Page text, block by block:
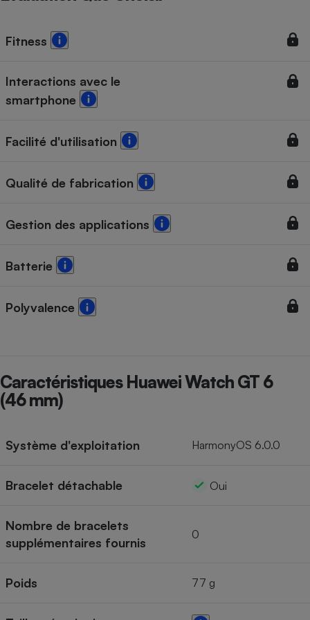
Fitness
Interactions avec le
smartphone
Facilité d'utilisation
Qualité de fabrication
Gestion des applications
Batterie
Polyvalence
Caractéristiques Huawei Watch GT 6
(46 mm)
Système d'exploitation HarmonyOS 6.0.0
Bracelet détachable Oui
Nombre de bracelets
supplémentaires fournis
0
Poids 77 g